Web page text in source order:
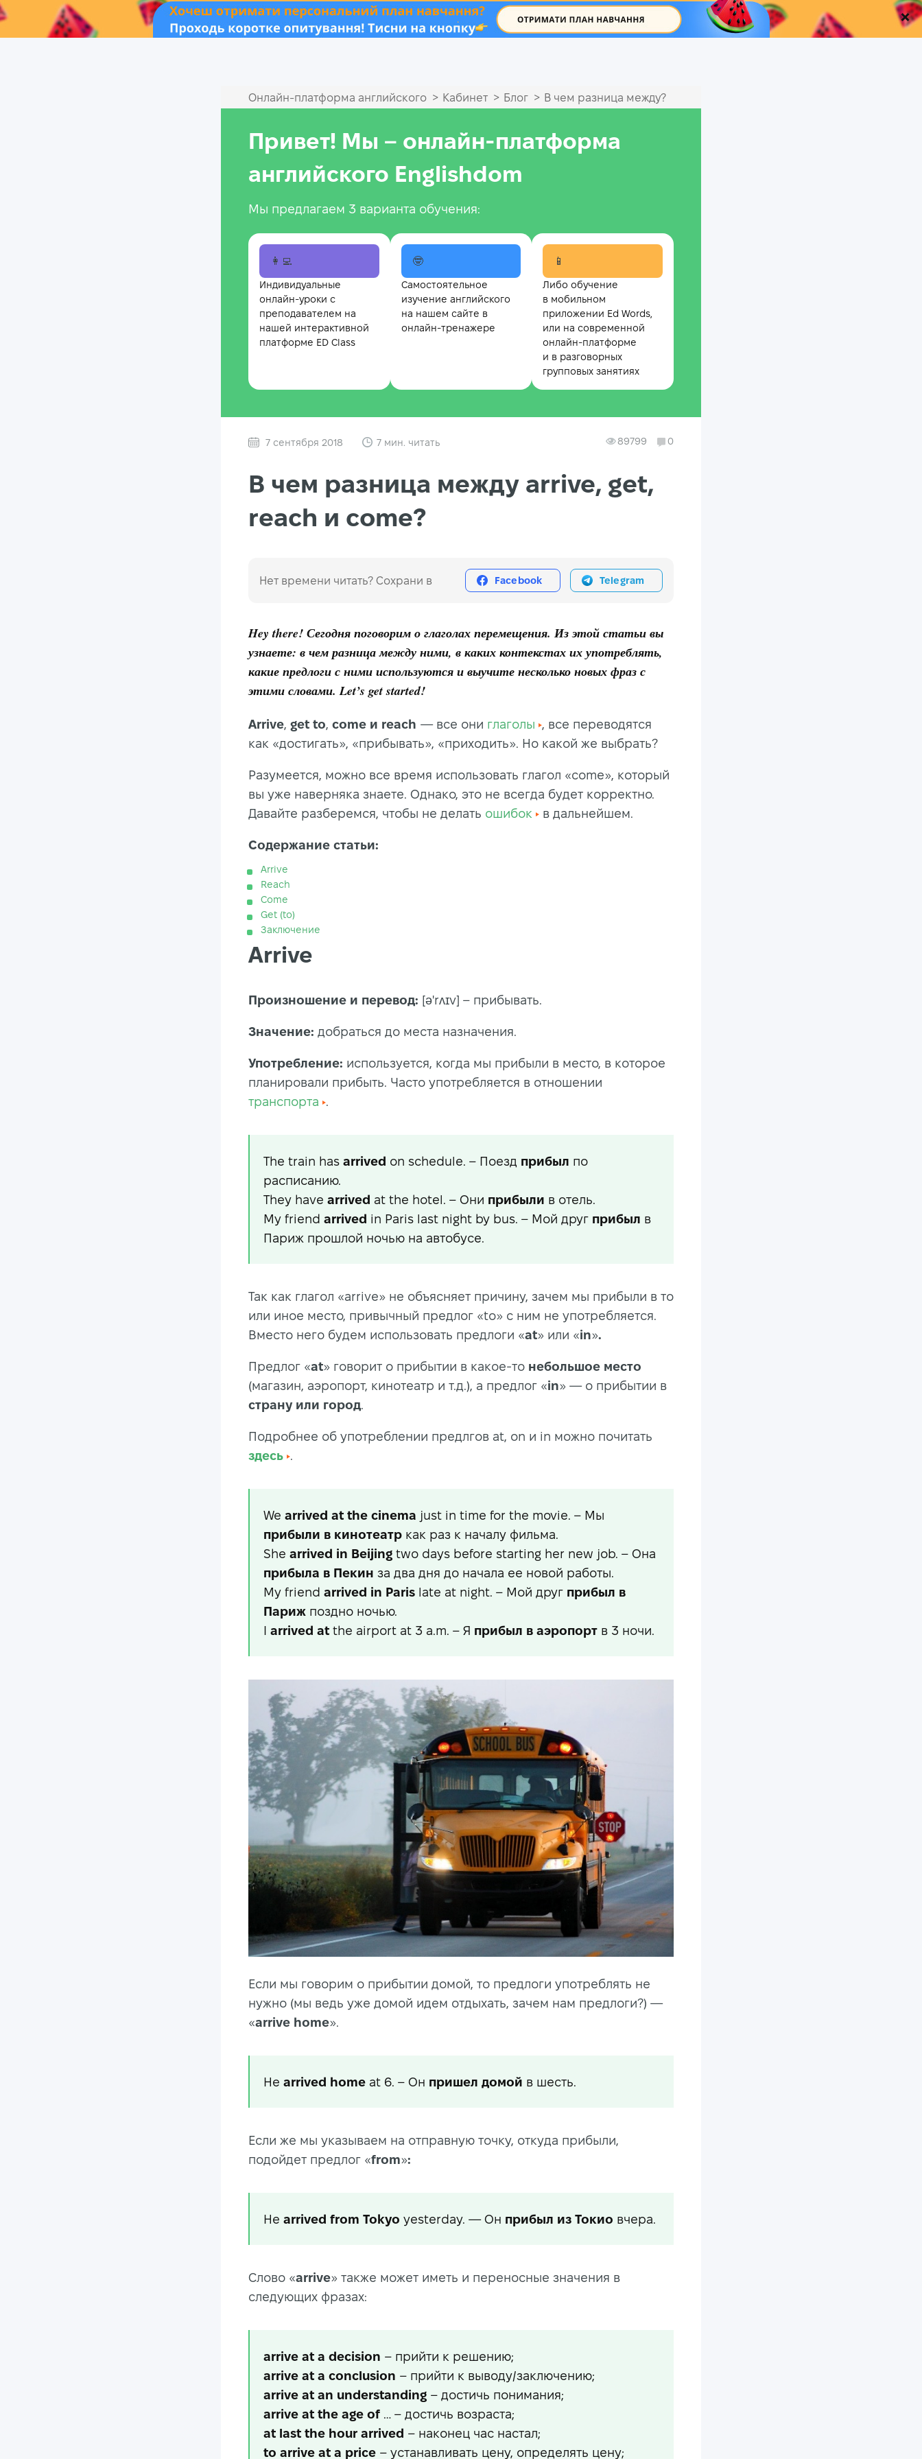
.
Онлайн‑платформа английского > Кабинет > Блог > В чем разница между?
Привет! Мы – онлайн‑платформа
английского Englishdom
Мы предлагаем 3 варианта обучения:
👩‍💻
Индивидуальные
онлайн-уроки с
преподавателем на
нашей интерактивной
платформе ED Class
🤓
Самостоятельное
изучение английского
на нашем сайте в
онлайн-тренажере
📱
Либо обучение
в мобильном
приложении Ed Words,
или на современной
онлайн-платформе
и в разговорных
групповых занятиях
7 сентября 2018 7 мин. читать 89799 0
В чем разница между arrive, get,
reach и come?
Нет времени читать? Сохрани в Facebook Telegram
Hey there! Сегодня поговорим о глаголах перемещения. Из этой статьи вы
узнаете: в чем разница между ними, в каких контекстах их употреблять,
какие предлоги с ними используются и выучите несколько новых фраз с
этими словами. Let’s get started!
Arrive, get to, come и reach — все они глаголы
, все переводятся
как «достигать», «прибывать», «приходить». Но какой же выбрать?
Разумеется, можно все время использовать глагол «come», который
вы уже наверняка знаете. Однако, это не всегда будет корректно.
Давайте разберемся, чтобы не делать ошибок в дальнейшем.
Содержание статьи:
Arrive
Reach
Come
Get (to)
Заключение
Arrive
Произношение и перевод: [ə'rʌɪv] – прибывать.
Значение: добраться до места назначения.
Употребление: используется, когда мы прибыли в место, в которое
планировали прибыть. Часто употребляется в отношении
транспорта
.
The train has arrived on schedule. – Поезд прибыл по
расписанию.
They have arrived at the hotel. – Они прибыли в отель.
My friend arrived in Paris last night by bus. – Мой друг прибыл в
Париж прошлой ночью на автобусе.
Так как глагол «arrive» не объясняет причину, зачем мы прибыли в то
или иное место, привычный предлог «to» с ним не употребляется.
Вместо него будем использовать предлоги «at» или «in».
Предлог «at» говорит о прибытии в какое-то небольшое место
(магазин, аэропорт, кинотеатр и т.д.), а предлог «in» — о прибытии в
страну или город.
Подробнее об употреблении предлгов at, on и in можно почитать
здесь .
We arrived at the cinema just in time for the movie. – Мы
прибыли в кинотеатр как раз к началу фильма.
She arrived in Beijing two days before starting her new job. – Она
прибыла в Пекин за два дня до начала ее новой работы.
My friend arrived in Paris late at night. – Мой друг прибыл в
Париж поздно ночью.
I arrived at the airport at 3 a.m. – Я прибыл в аэропорт в 3 ночи.
Если мы говорим о прибытии домой, то предлоги употреблять не
нужно (мы ведь уже домой идем отдыхать, зачем нам предлоги?) —
«arrive home».
He arrived home at 6. – Он пришел домой в шесть.
Если же мы указываем на отправную точку, откуда прибыли,
подойдет предлог «from»:
He arrived from Tokyo yesterday. — Он прибыл из Токио вчера.
Слово «arrive» также может иметь и переносные значения в
следующих фразах:
arrive at a decision – прийти к решению;
arrive at a conclusion – прийти к выводу/заключению;
arrive at an understanding – достичь понимания;
arrive at the age of … – достичь возраста;
at last the hour arrived – наконец час настал;
to arrive at a price – устанавливать цену, определять цену;